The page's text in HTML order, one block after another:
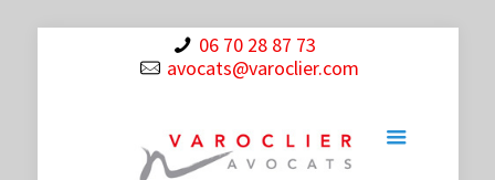
06 70 28 87 73
avocats@varoclier.com